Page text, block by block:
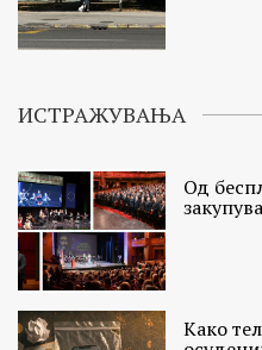
ИСТРАЖУВАЊА
Од
Како